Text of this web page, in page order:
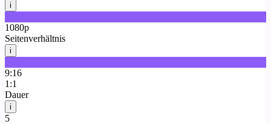
i
1080p
Seitenverhältnis
i
9:16
1:1
Dauer
i
5